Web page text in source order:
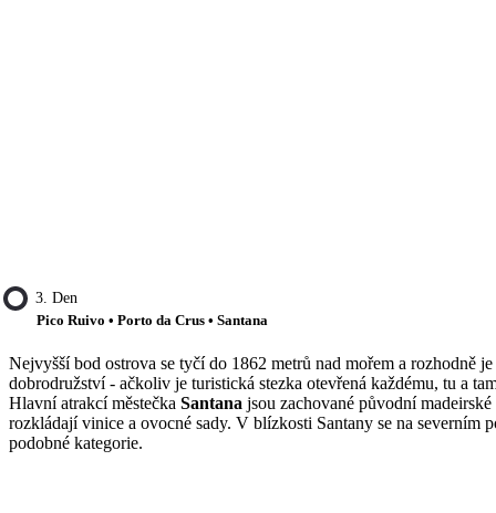
3. Den
Pico Ruivo • Porto da Crus • Santana
Nejvyšší bod ostrova se tyčí do 1862 metrů nad mořem a rozhodně
dobrodružství - ačkoliv je turistická stezka otevřená každému, tu a
Hlavní atrakcí městečka Santana jsou zachované původní
rozkládají vinice a ovocné sady. V blízkosti Santany se na
podobné kategorie.